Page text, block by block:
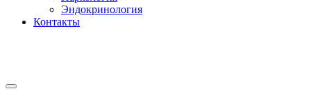
Эндокринология
Контакты